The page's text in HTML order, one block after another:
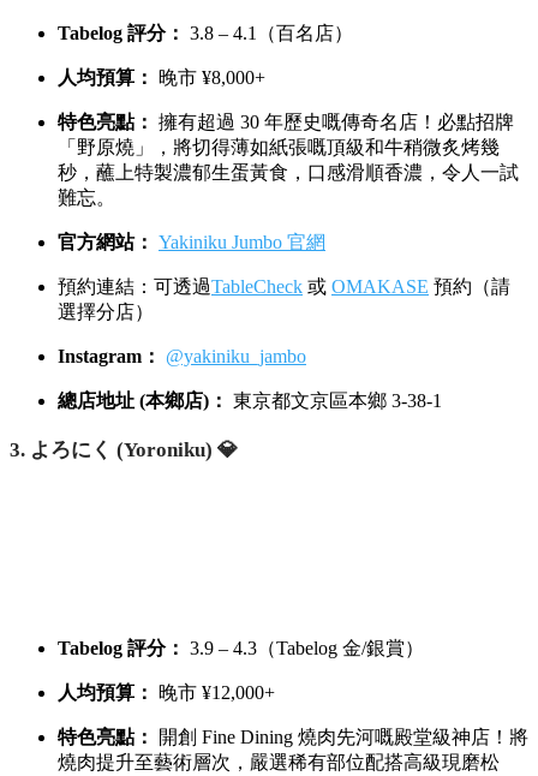
Tabelog 評分： 3.8 – 4.1（百名店）
人均預算： 晚市 ¥8,000+
特色亮點： 擁有超過 30 年歷史嘅傳奇名店！必點招牌
「野原燒」，將切得薄如紙張嘅頂級和牛稍微炙烤幾
秒，蘸上特製濃郁生蛋黃食，口感滑順香濃，令人一試
難忘。
官方網站： Yakiniku Jumbo 官網
預約連結：可透過TableCheck 或 OMAKASE 預約（請
選擇分店）
Instagram： @yakiniku_jambo
總店地址 (本鄉店)： 東京都文京區本鄉 3-38-1
3. よろにく (Yoroniku) 💎
Tabelog 評分： 3.9 – 4.3（Tabelog 金/銀賞）
人均預算： 晚市 ¥12,000+
特色亮點：
開創 Fine Dining 燒肉先河嘅殿堂級神店！將
燒肉提升至藝術層次，嚴選稀有部位配搭高級現磨松